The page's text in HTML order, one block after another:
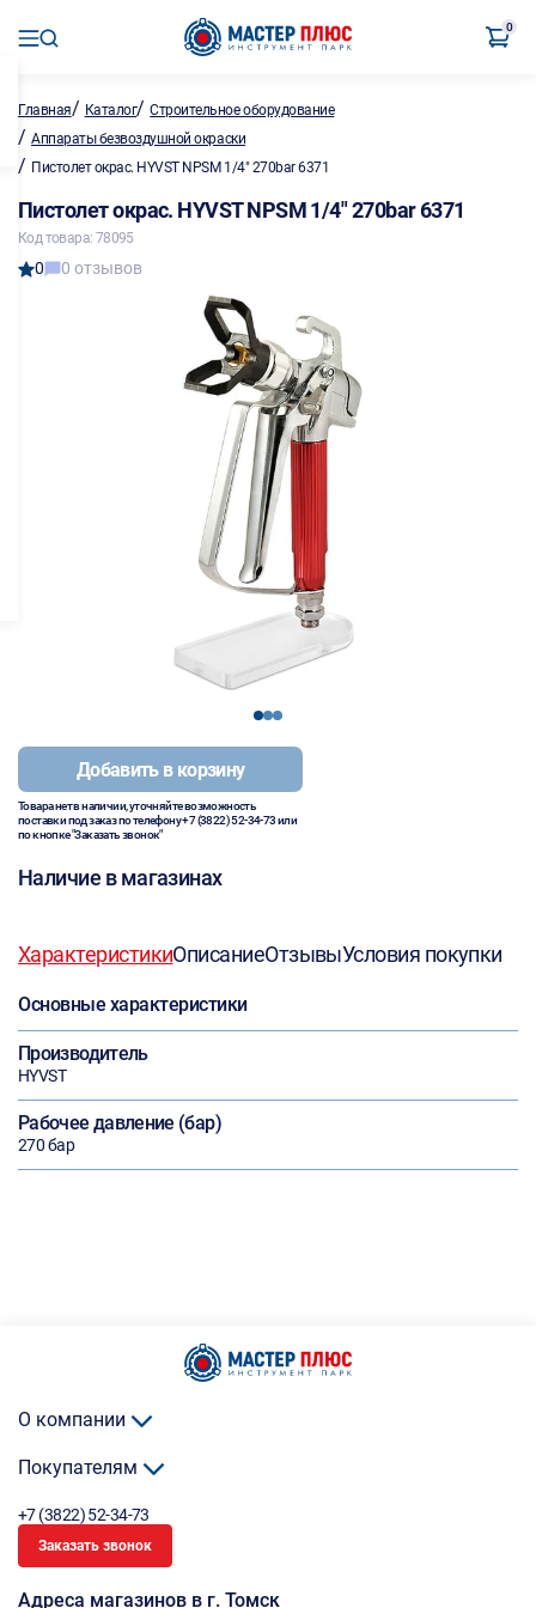
0
Главная/ Каталог/Строительное оборудование
/ Аппараты безвоздушной окраски
/ Пистолет окрас. HYVST NPSM 1/4" 270bar 6371
Пистолет окрас. HYVST NPSM 1/4" 270bar 6371
Код товара: 78095
0 0 отзывов
123
Добавить в корзину
Товара нет в наличии, уточняйте возможность
поставки под заказ по телефону+7 (3822) 52-34-73или
по кнопке "Заказать звонок"
Наличие в магазинах
ХарактеристикиОписаниеОтзывыУсловия покупки
Основные характеристики
Производитель
HYVST
Рабочее давление (бар)
270 бар
О компании
Покупателям
+7 (3822) 52-34-73
Заказать звонок
Адреса магазинов в г. Томск